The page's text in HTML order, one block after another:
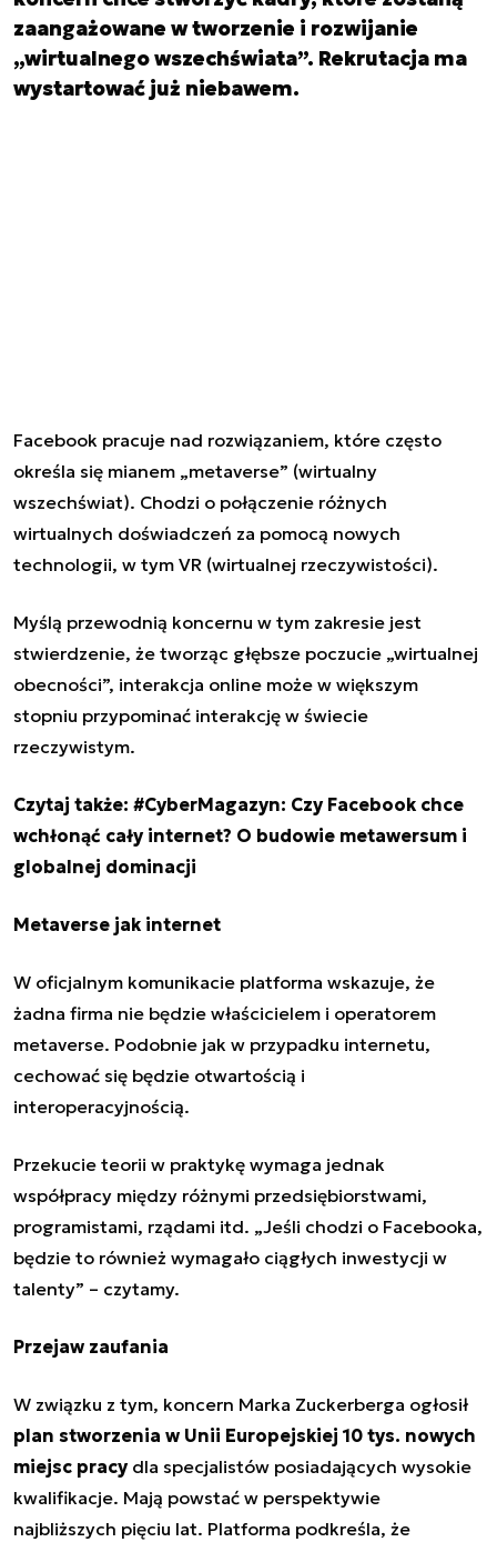
zaangażowane w tworzenie i rozwijanie
„wirtualnego wszechświata”. Rekrutacja ma
wystartować już niebawem.
Facebook pracuje nad rozwiązaniem, które często
określa się mianem „metaverse” (wirtualny
wszechświat). Chodzi o połączenie różnych
wirtualnych doświadczeń za pomocą nowych
technologii, w tym VR (wirtualnej rzeczywistości).
Myślą przewodnią koncernu w tym zakresie jest
stwierdzenie, że tworząc głębsze poczucie „wirtualnej
obecności”, interakcja online może w większym
stopniu przypominać interakcję w świecie
rzeczywistym.
Czytaj także: #CyberMagazyn: Czy Facebook chce
wchłonąć cały internet? O budowie metawersum i
globalnej dominacji
Metaverse jak internet
W oficjalnym komunikacie platforma wskazuje, że
żadna firma nie będzie właścicielem i operatorem
metaverse. Podobnie jak w przypadku internetu,
cechować się będzie otwartością i
interoperacyjnością.
Przekucie teorii w praktykę wymaga jednak
współpracy między różnymi przedsiębiorstwami,
programistami, rządami itd. „Jeśli chodzi o Facebooka,
będzie to również wymagało ciągłych inwestycji w
talenty” – czytamy.
Przejaw zaufania
W związku z tym, koncern Marka Zuckerberga ogłosił
plan stworzenia w Unii Europejskiej 10 tys. nowych
miejsc pracydla specjalistów posiadających wysokie
kwalifikacje. Mają powstać w perspektywie
najbliższych pięciu lat. Platforma podkreśla, że